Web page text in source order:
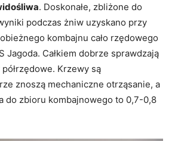
. Doskonałe, zbliżone do
podczas żniw uzyskano przy
kombajnu cało rzędowego
Jagoda. Całkiem dobrze sprawdzają
Krzewy są
znoszą mechaniczne otrząsanie, a
do zbioru kombajnowego to 0,7-0,8